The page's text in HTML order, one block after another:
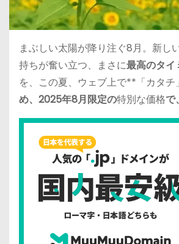
まぶしい太陽が降り注ぐ8月。新し
持ちが奮い立つ、まさに最高のタイ
を、この夏、ウェブ上で**「カタチ」
め、2025年8月限定の特別な価格で